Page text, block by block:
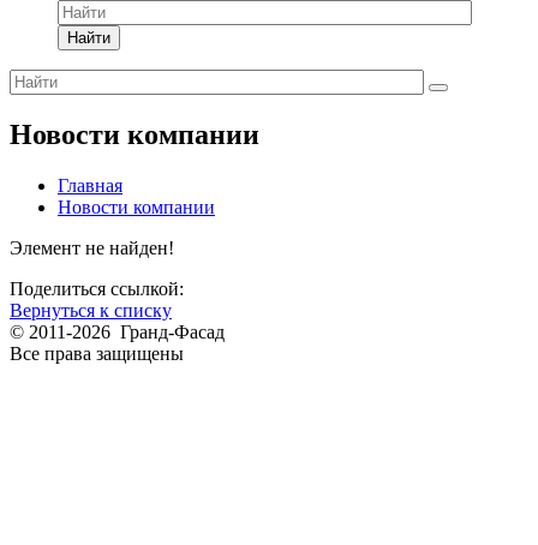
Найти
Новости компании
Главная
Новости компании
Элемент не найден!
Поделиться ссылкой:
Вернуться к списку
© 2011-2026 Гранд-Фасад
Все права защищены